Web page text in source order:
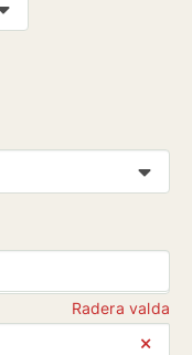
Radera valda
⨯